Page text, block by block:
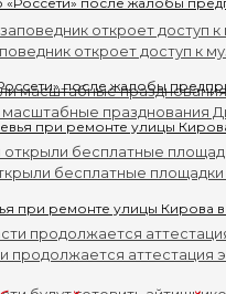
откроет доступ к
празднования
бесплатные
продолжается аттестация
после жалобы
при ремонте улицы Кирова